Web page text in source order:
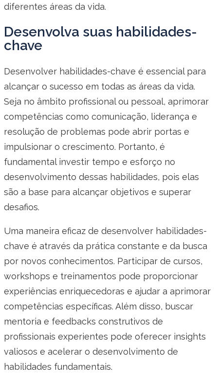
diferentes áreas da vida.
Desenvolva suas habilidades-
chave
Desenvolver habilidades-chave é essencial para
alcançar o sucesso em todas as áreas da vida.
Seja no âmbito profissional ou pessoal, aprimorar
competências como comunicação, liderança e
resolução de problemas pode abrir portas e
impulsionar o crescimento. Portanto, é
fundamental investir tempo e esforço no
desenvolvimento dessas habilidades, pois elas
são a base para alcançar objetivos e superar
desafios.
Uma maneira eficaz de desenvolver habilidades-
chave é através da prática constante e da busca
por novos conhecimentos. Participar de cursos,
workshops e treinamentos pode proporcionar
experiências enriquecedoras e ajudar a aprimorar
competências específicas. Além disso, buscar
mentoria e feedbacks construtivos de
profissionais experientes pode oferecer insights
valiosos e acelerar o desenvolvimento de
habilidades fundamentais.